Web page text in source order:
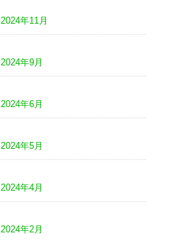
2024年11月
2024年9月
2024年6月
2024年5月
2024年4月
2024年2月